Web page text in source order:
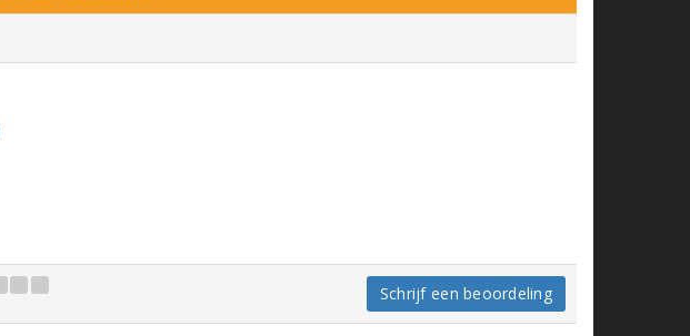
Schrijf een beoordeling